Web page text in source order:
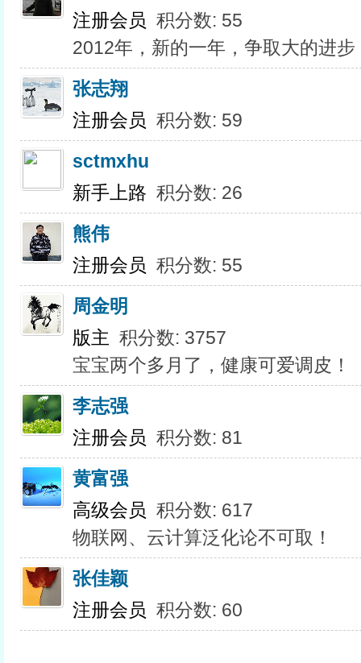
注册会员 积分数: 55
2012年，新的一年，争取大的进
张志翔
注册会员 积分数: 59
sctmxhu
新手上路 积分数: 26
熊伟
注册会员 积分数: 55
周金明
版主 积分数: 3757
宝宝两个多月了，健康可爱调皮！
李志强
注册会员 积分数: 81
黄富强
高级会员 积分数: 617
物联网、云计算泛化论不可取！
张佳颖
注册会员 积分数: 60